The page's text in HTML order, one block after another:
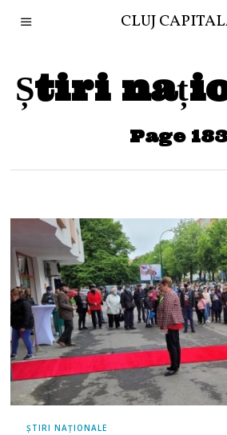
CLUJ
Știri
Page
ȘTIRI NAȚIONALE